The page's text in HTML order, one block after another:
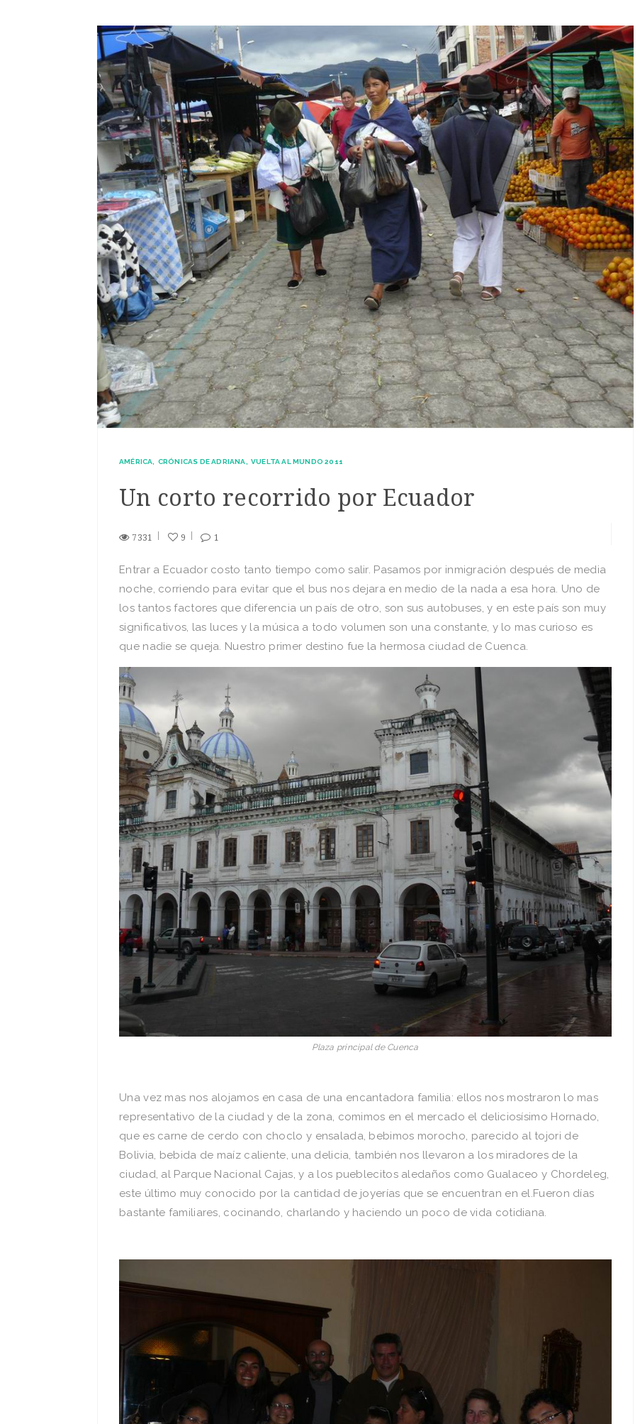
AMÉRICA CRÓNICAS DE ADRIANA VUELTA AL MUNDO 2011
Un corto recorrido por Ecuador
7331 9 1
Entrar a Ecuador costo tanto tiempo como salir. Pasamos por inmigración después de media
noche, corriendo para evitar que el bus nos dejara en medio de la nada a esa hora. Uno de
los tantos factores que diferencia un país de otro, son sus autobuses, y en este país son muy
significativos, las luces y la música a todo volumen son una constante, y lo mas curioso es
que nadie se queja. Nuestro primer destino fue la hermosa ciudad de Cuenca.
Plaza principal de Cuenca
Una vez mas nos alojamos en casa de una encantadora familia: ellos nos mostraron lo mas
representativo de la ciudad y de la zona, comimos en el mercado el deliciosísimo Hornado,
que es carne de cerdo con choclo y ensalada, bebimos morocho, parecido al tojori de
Bolivia, bebida de maíz caliente, una delicia, también nos llevaron a los miradores de la
ciudad, al Parque Nacional Cajas, y a los pueblecitos aledaños como Gualaceo y Chordeleg,
este último muy conocido por la cantidad de joyerías que se encuentran en el.Fueron días
bastante familiares, cocinando, charlando y haciendo un poco de vida cotidiana.